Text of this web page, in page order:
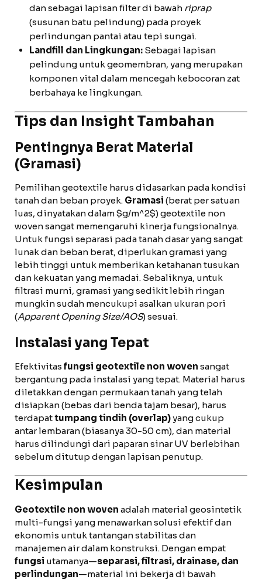
dan sebagai lapisan filter di bawah riprap
(susunan batu pelindung) pada proyek
perlindungan pantai atau tepi sungai.
Landfill dan Lingkungan: Sebagai lapisan
pelindung untuk geomembran, yang merupakan
komponen vital dalam mencegah kebocoran zat
berbahaya ke lingkungan.
Tips dan Insight Tambahan
Pentingnya Berat Material
(Gramasi)
Pemilihan geotextile harus didasarkan pada kondisi
tanah dan beban proyek. Gramasi (berat per satuan
luas, dinyatakan dalam $g/m^2$) geotextile non
woven sangat memengaruhi kinerja fungsionalnya.
Untuk fungsi separasi pada tanah dasar yang sangat
lunak dan beban berat, diperlukan gramasi yang
lebih tinggi untuk memberikan ketahanan tusukan
dan kekuatan yang memadai. Sebaliknya, untuk
filtrasi murni, gramasi yang sedikit lebih ringan
mungkin sudah mencukupi asalkan ukuran pori
(Apparent Opening Size/AOS) sesuai.
Instalasi yang Tepat
Efektivitas fungsi geotextile non woven sangat
bergantung pada instalasi yang tepat. Material harus
diletakkan dengan permukaan tanah yang telah
disiapkan (bebas dari benda tajam besar), harus
terdapattumpang tindih (overlap)yang cukup
antar lembaran (biasanya 30-50 cm), dan material
harus dilindungi dari paparan sinar UV berlebihan
sebelum ditutup dengan lapisan penutup.
Kesimpulan
Geotextile non woven adalah material geosintetik
multi-fungsi yang menawarkan solusi efektif dan
ekonomis untuk tantangan stabilitas dan
manajemen air dalam konstruksi. Dengan empat
fungsi utamanya—separasi, filtrasi, drainase, dan
perlindungan—material ini bekerja di bawah